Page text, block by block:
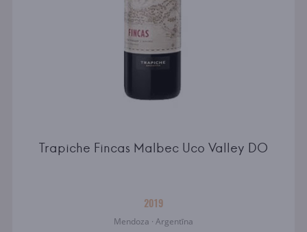
Trapiche Fincas Malbec Uco Valley DO
2019
Mendoza · Argentīna